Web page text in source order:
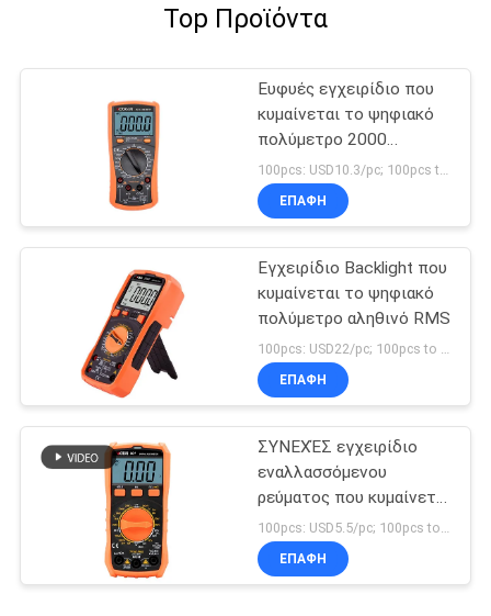
Top Προϊόντα
Ευφυές εγχειρίδιο που
κυμαίνεται το ψηφιακό
πολύμετρο 2000
αριθμήσεις
100pcs: USD10.3/pc; 100pcs to 500pcs: USD10/pc; 500pcs to 1000pcs: USD9.3; Above 3000pcs: USD9/pc MOQ:100PCS
ΕΠΑΦΉ
Εγχειρίδιο Backlight που
κυμαίνεται το ψηφιακό
πολύμετρο αληθινό RMS
ΕΠΑΦΉ
ΣΥΝΕΧΈΣ εγχειρίδιο
εναλλασσόμενου
ρεύματος που κυμαίνεται
το ψηφιακό πολύμετρο
1000V 20 Amp
ΕΠΑΦΉ